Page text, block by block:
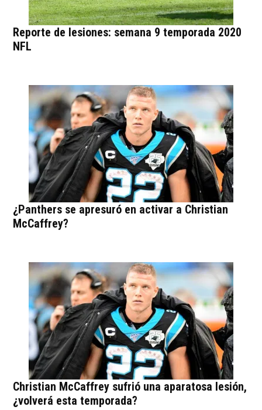
Reporte de lesiones: semana 9 temporada 2020
NFL
¿Panthers se apresuró en activar a Christian
McCaffrey?
Christian McCaffrey sufrió una aparatosa lesión,
¿volverá esta temporada?